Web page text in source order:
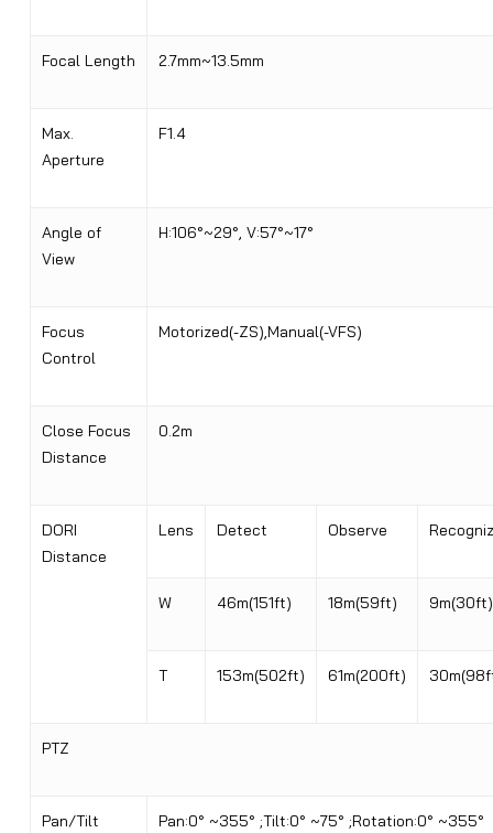
Focal Length 2.7mm~13.5mm
Max.
Aperture
F1.4
Angle of
View
H:106°~29°, V:57°~17°
Focus
Control
Motorized(-ZS),Manual(-VFS)
Close Focus
Distance
0.2m
DORI
Distance
Lens Detect Observe
W 46m(151ft) 18m(59ft) 9m(30ft)
T 153m(502ft) 61m(200ft)
PTZ
Pan/Tilt
Pan:0° ~355° ;Tilt:0° ~75° ;Rotation:0° ~355°